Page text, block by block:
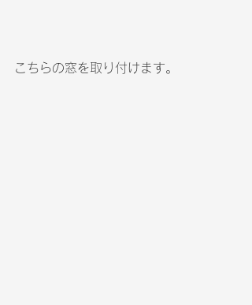
こちらの窓を取り付けます。